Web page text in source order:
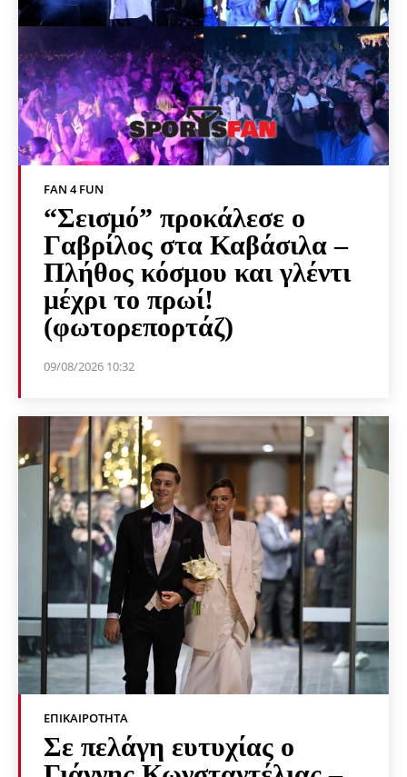
FAN 4 FUN
“Σεισμό” προκάλεσε ο
Γαβρίλος στα Καβάσιλα –
Πλήθος κόσμου και γλέντι
μέχρι το πρωί!
(φωτορεπορτάζ)
09/08/2026 10:32
ΕΠΙΚΑΙΡΌΤΗΤΑ
Σε πελάγη ευτυχίας ο